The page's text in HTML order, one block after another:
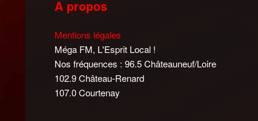
A propos
Mentions légales
Méga FM, L'Esprit Local !
Nos fréquences : 96.5 Châteauneuf/Loire
102.9 Château-Renard
107.0 Courtenay